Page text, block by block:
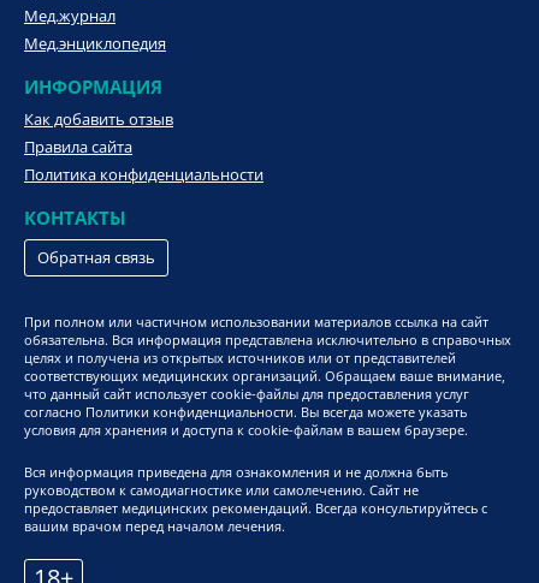
Мед.журнал
Мед.энциклопедия
ИНФОРМАЦИЯ
Как добавить отзыв
Правила сайта
Политика конфиденциальности
КОНТАКТЫ
Обратная связь
При полном или частичном использовании материалов ссылка на сайт
обязательна. Вся информация представлена исключительно в справочных
целях и получена из открытых источников или от представителей
соответствующих медицинских организаций. Обращаем ваше внимание,
что данный сайт использует cookie-файлы для предоставления услуг
согласно Политики конфиденциальности. Вы всегда можете указать
условия для хранения и доступа к cookie-файлам в вашем браузере.
Вся информация приведена для ознакомления и не должна быть
руководством к самодиагностике или самолечению. Сайт не
предоставляет медицинских рекомендаций. Всегда консультируйтесь с
вашим врачом перед началом лечения.